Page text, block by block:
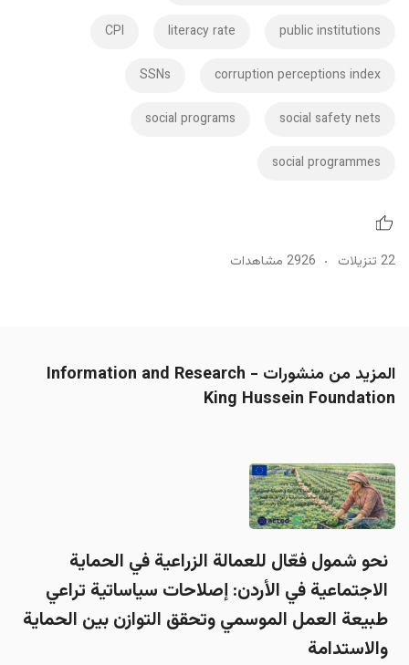
public institutions
literacy rate
CPI
corruption perceptions index
SSNs
social safety nets
social programs
social programmes
22 تنزيلات 2926 مشاهدات
المزيد من منشورات Information and Research -
King Hussein Foundation
نحو شمول فعّال للعمالة الزراعية في الحماية
الاجتماعية في الأردن: إصلاحات سياساتية تراعي
طبيعة العمل الموسمي وتحقق التوازن بين الحماية
والاستدامة